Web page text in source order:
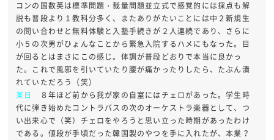
コンの国数英は標準問題・裁量問題並立式で感覚的には採点も解
説も普段より１教科分多く、またありがたいことには中２新規生
の問い合わせと無料体験と入塾手続きが２人連続であり、さらに
小５の次男がひょんなことから緊急入院するハメにもなった。目
が回るとはまさにこの感じ。体調が普段どおりで本当に良かっ
た。これで風邪を引いていたり腰が痛かったりしたら、たぶん潰
れていただろう（笑）
某日
８年ほど前から我が家の自室にはチェロがあった。学生時
代に弾き始めたコントラバスの次のオーケストラ楽器として、つ
い出来心で（笑）チェロをやろうと思い立った時期があったわけ
である。値段が手頃だった韓国製のやつを手に入れたが、本業？